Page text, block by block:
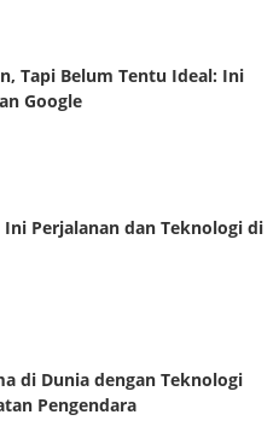
Tapi Belum Tentu Ideal: Ini
Google
Perjalanan dan Teknologi di
di Dunia dengan Teknologi
Pengendara